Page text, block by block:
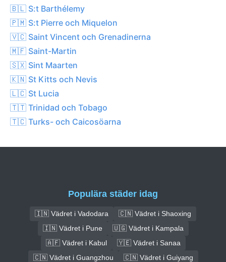
🇧🇱 S:t Barthélemy
🇵🇲 S:t Pierre och Miquelon
🇻🇨 Saint Vincent och Grenadinerna
🇲🇫 Saint-Martin
🇸🇽 Sint Maarten
🇰🇳 St Kitts och Nevis
🇱🇨 St Lucia
🇹🇹 Trinidad och Tobago
🇹🇨 Turks- och Caicosöarna
Populära städer idag
🇮🇳 Vädret i Vadodara
🇨🇳 Vädret i Shaoxing
🇮🇳 Vädret i Pune
🇺🇬 Vädret i Kampala
🇦🇫 Vädret i Kabul
🇾🇪 Vädret i Sanaa
🇨🇳 Vädret i Guangzhou
🇨🇳 Vädret i Guiyang